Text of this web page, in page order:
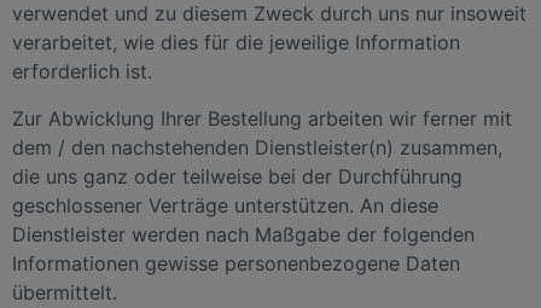
verwendet und zu diesem Zweck durch uns nur insoweit
verarbeitet, wie dies für die jeweilige Information
erforderlich ist.
Zur Abwicklung Ihrer Bestellung arbeiten wir ferner mit
dem / den nachstehenden Dienstleister(n) zusammen,
die uns ganz oder teilweise bei der Durchführung
geschlossener Verträge unterstützen. An diese
Dienstleister werden nach Maßgabe der folgenden
Informationen gewisse personenbezogene Daten
übermittelt.